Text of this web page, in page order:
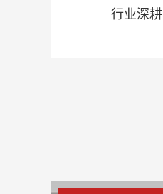
行业深耕